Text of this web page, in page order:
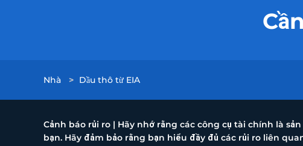
Nhà > Dầu thô từ EIA
Cảnh báo rủi ro | Hãy nhớ rằng các công cụ tài chính là
bạn. Hãy đảm bảo rằng bạn hiểu đầy đủ các rủi ro liên